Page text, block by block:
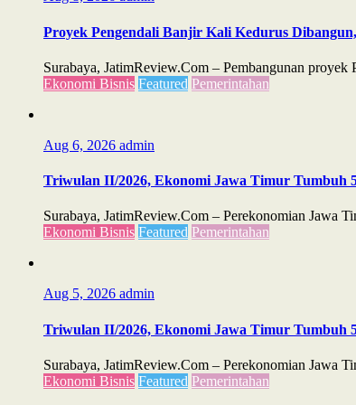
Proyek Pengendali Banjir Kali Kedurus
Surabaya, JatimReview.Com – Pembangunan
Ekonomi Bisnis Featured Pemerintahan
Aug 6, 2026 admin
Triwulan II/2026, Ekonomi Jawa Timur Tumbuh
Surabaya, JatimReview.Com – Perekonomian Jawa
Ekonomi Bisnis Featured Pemerintahan
Aug 5, 2026 admin
Triwulan II/2026, Ekonomi Jawa Timur Tumbuh
Surabaya, JatimReview.Com – Perekonomian Jawa
Ekonomi Bisnis Featured Pemerintahan